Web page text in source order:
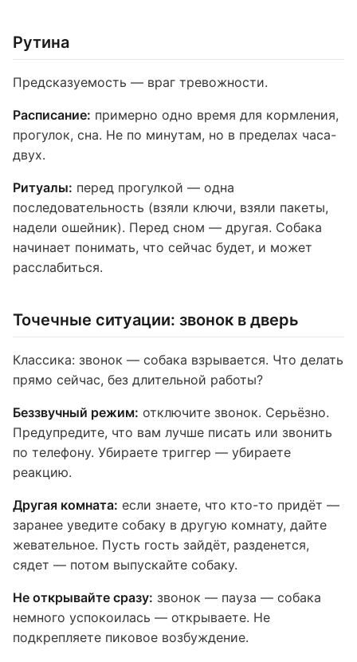
Рутина
Предсказуемость — враг тревожности.
Расписание: примерно одно время для кормления,
прогулок, сна. Не по минутам, но в пределах часа-
двух.
Ритуалы: перед прогулкой — одна
последовательность (взяли ключи, взяли пакеты,
надели ошейник). Перед сном — другая. Собака
начинает понимать, что сейчас будет, и может
расслабиться.
Точечные ситуации: звонок в дверь
Классика: звонок — собака взрывается. Что делать
прямо сейчас, без длительной работы?
Беззвучный режим: отключите звонок. Серьёзно.
Предупредите, что вам лучше писать или звонить
по телефону. Убираете триггер — убираете
реакцию.
Другая комната: если знаете, что кто-то придёт —
заранее уведите собаку в другую комнату, дайте
жевательное. Пусть гость зайдёт, разденется,
сядет — потом выпускайте собаку.
Не открывайте сразу: звонок — пауза — собака
немного успокоилась — открываете. Не
подкрепляете пиковое возбуждение.